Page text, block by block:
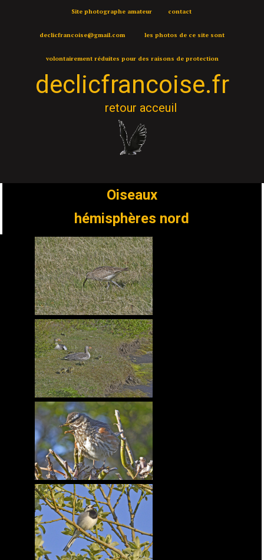
Site photographe amateur contact
declicfrancoise@gmail.com les photos de ce site sont
volontairement réduites pour des raisons de protection
declicfrancoise.fr
retour acceuil
Oiseaux
hémisphères nord